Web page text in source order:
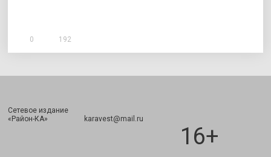
0 192
Сетевое издание
«Район-КА» karavest@mail.ru
16+
Подписаться